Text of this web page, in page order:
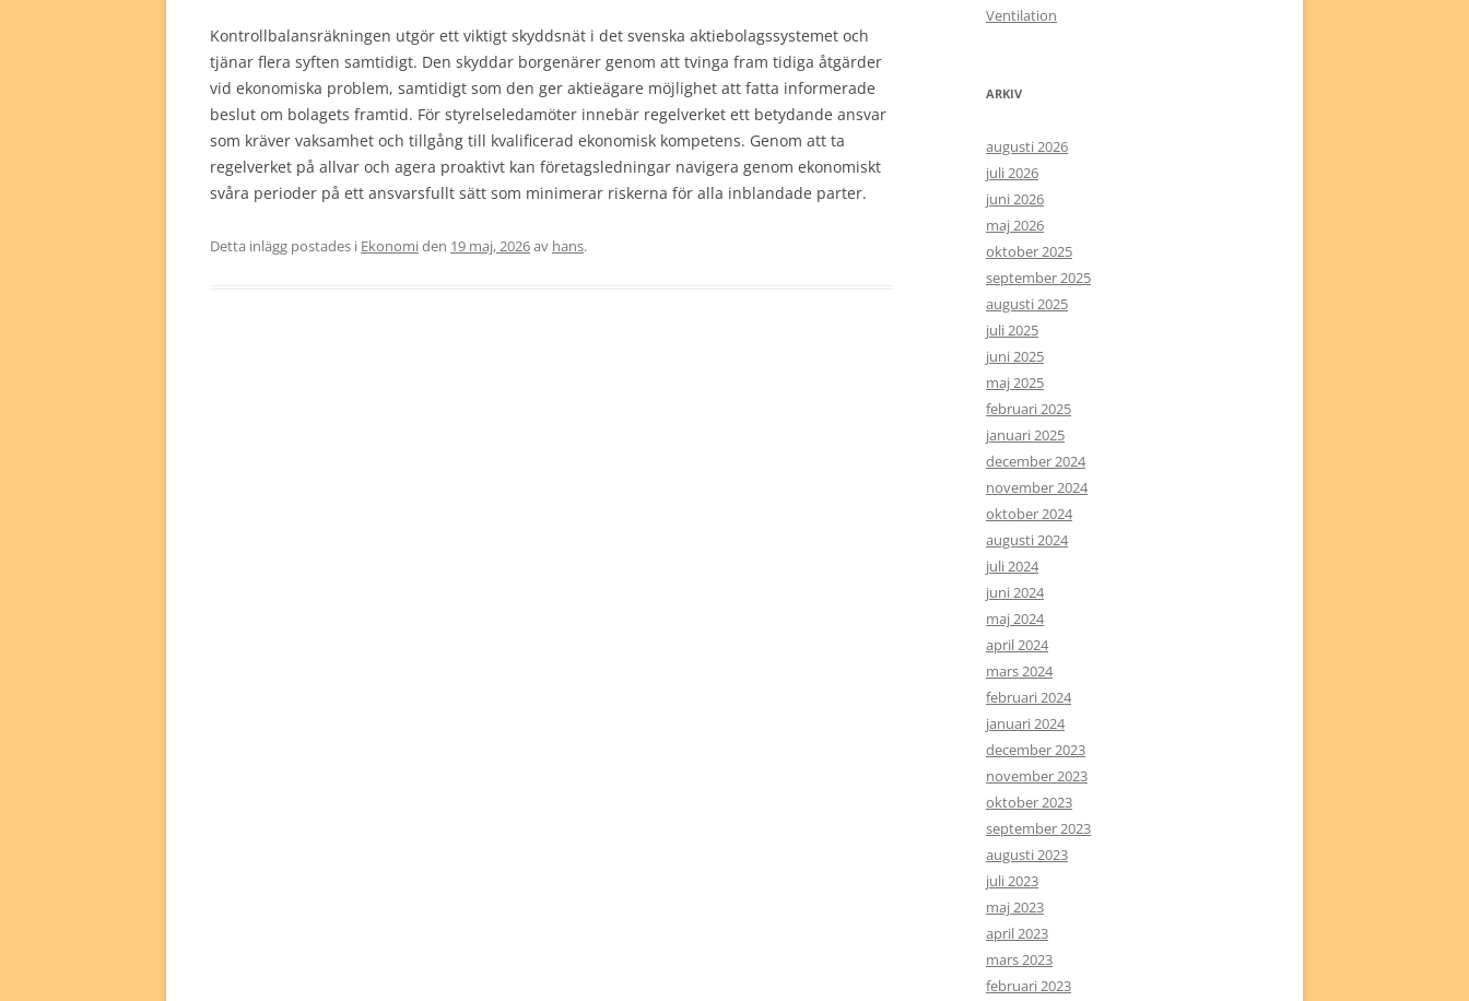
Kontrollbalansräkningen utgör ett viktigt skyddsnät i det svenska aktiebolagssystemet och
tjänar flera syften samtidigt. Den skyddar borgenärer genom att tvinga fram tidiga åtgärder
vid ekonomiska problem, samtidigt som den ger aktieägare möjlighet att fatta informerade
beslut om bolagets framtid. För styrelseledamöter innebär regelverket ett betydande ansvar
som kräver vaksamhet och tillgång till kvalificerad ekonomisk kompetens. Genom att ta
regelverket på allvar och agera proaktivt kan företagsledningar navigera genom ekonomiskt
svåra perioder på ett ansvarsfullt sätt som minimerar riskerna för alla inblandade parter.
Detta inlägg postades i Ekonomiden 19 maj, 2026av hans.
Ventilation
ARKIV
augusti 2026
juli 2026
juni 2026
maj 2026
oktober 2025
september 2025
augusti 2025
juli 2025
juni 2025
maj 2025
februari 2025
januari 2025
december 2024
november 2024
oktober 2024
augusti 2024
juli 2024
juni 2024
maj 2024
april 2024
mars 2024
februari 2024
januari 2024
december 2023
november 2023
oktober 2023
september 2023
augusti 2023
juli 2023
maj 2023
april 2023
mars 2023
februari 2023